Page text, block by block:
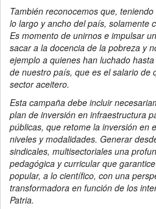
También reconocemos que,
lo largo y ancho del país, solamente
Es momento de unirnos e impulsar
sacar a la docencia de la pobreza y
ejemplo a quienes han luchado
de nuestro país, que es el salario de
sector aceitero.
Esta campaña debe incluir
plan de inversión en infraestructura
públicas, que retome la inversión en
niveles y modalidades. Generar
sindicales, multisectoriales una
pedagógica y curricular que
popular, a lo científico, con una
transformadora en función de los
Patria.